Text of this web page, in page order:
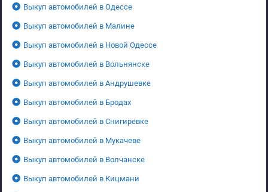
Выкуп автомобилей в Одессе
Выкуп автомобилей в Малине
Выкуп автомобилей в Новой Одессе
Выкуп автомобилей в Вольнянске
Выкуп автомобилей в Андрушевке
Выкуп автомобилей в Бродах
Выкуп автомобилей в Снигиревке
Выкуп автомобилей в Мукачеве
Выкуп автомобилей в Волчанске
Выкуп автомобилей в Кицмани